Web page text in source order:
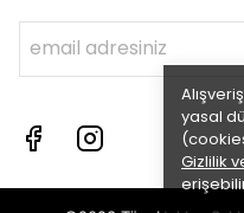
yasal
Gizlilik